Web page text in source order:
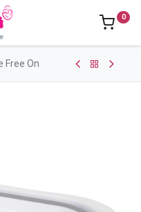
0
Free On